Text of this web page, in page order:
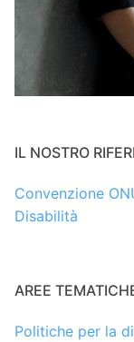
IL NOSTRO
Convenzione
Disabilità
AREE
Politiche per la